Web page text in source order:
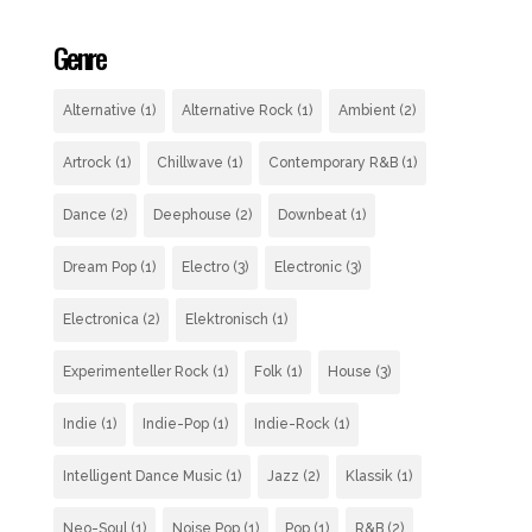
Genre
Alternative (1) Alternative Rock (1) Ambient(2)
Artrock (1) Chillwave (1) Contemporary R&B(1)
Dance (2) Deephouse (2) Downbeat(1)
Dream Pop(1) Electro(3) Electronic(3)
Electronica(2) Elektronisch (1)
Experimenteller Rock (1) Folk (1) House (3)
Indie (1) Indie-Pop(1) Indie-Rock (1)
Intelligent Dance Music(1) Jazz (2) Klassik (1)
Neo-Soul (1) Noise Pop(1) Pop(1) R&B(2)